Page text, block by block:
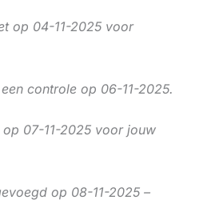
op 04-11-2025 voor
controle op 06-11-2025.
07-11-2025 voor jouw
op 08-11-2025 –